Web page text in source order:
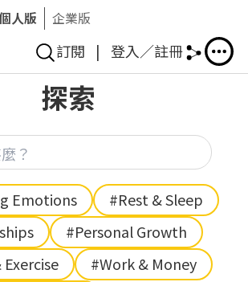
人版 企業版
訂閱 | 登入／註冊
探索
Emotions
#Rest & Sleep
#Personal Growth
#Work & Money